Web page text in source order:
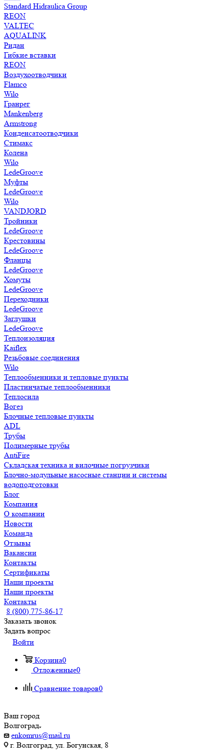
Standard Hidraulica Group
REON
VALTEC
AQUALINK
Ридан
Гибкие вставки
REON
Воздухоотводчики
Flamco
Wilo
Гранрег
Mankenberg
Armstrong
Конденсатоотводчики
Стимакс
Колена
Wilo
LedeGroove
Муфты
LedeGroove
Wilo
VANDJORD
Тройники
LedeGroove
Крестовины
LedeGroove
Фланцы
LedeGroove
Хомуты
LedeGroove
Переходники
LedeGroove
Заглушки
LedeGroove
Теплоизоляция
Kaiflex
Резьбовые соединения
Wilo
Теплообменники и тепловые пункты
Пластинчатые теплообменники
Теплосила
Вогез
Блочные тепловые пункты
ADL
Трубы
Полимерные трубы
AntiFire
Складская техника и вилочные погрузчики
Блочно-модульные насосные станции и системы
водоподготовки
Блог
Компания
О компании
Новости
Команда
Отзывы
Вакансии
Контакты
Сертификаты
Наши проекты
Наши проекты
Контакты
8 (800) 775-86-17
Заказать звонок
Задать вопрос
Войти
Корзина0
Отложенные0
Сравнение товаров0
Ваш город
Волгоград
enkomrus@mail.ru
г. Волгоград, ул. ​Богунская, 8